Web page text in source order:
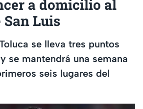
a domicilio al
Luis
se lleva tres puntos
se mantendrá una semana
seis lugares del